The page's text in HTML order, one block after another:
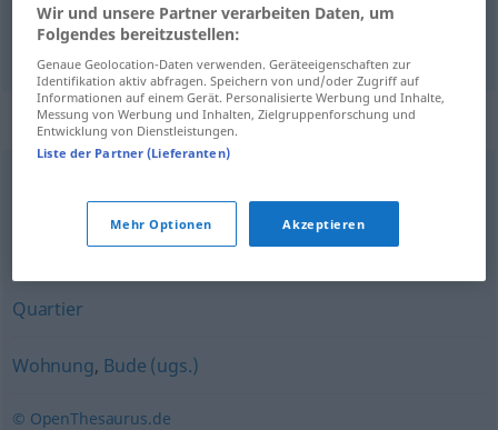
prenočíšče Unterkunft
Synonyme für "Unterkunft"
,Heim,Wohnung (Hauptform)
Herberge
Quartier
Wohnung, Bude (ugs.)
© OpenThesaurus.de
Wir und unsere Partner verarbeiten Daten, um
Folgendes bereitzustellen:
Genaue Geolocation-Daten verwenden. Geräteeigenschaften zur
Identifikation aktiv abfragen. Speichern von und/oder Zugriff auf
Informationen auf einem Gerät. Personalisierte Werbung und Inhalte,
Messung von Werbung und Inhalten, Zielgruppenforschung und
Entwicklung von Dienstleistungen.
Liste der Partner (Lieferanten)
Mehr Optionen Akzeptieren